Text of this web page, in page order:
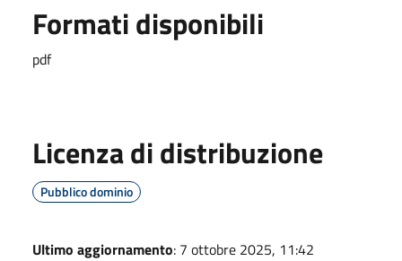
Formati disponibili
pdf
Licenza di distribuzione
Pubblico dominio
Ultimo aggiornamento: 7 ottobre 2025, 11:42